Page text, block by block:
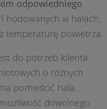
odpowiedniego
hodowanych w halach,
temperaturę powietrza.
do potrzeb klienta.
o różnych
pomieścić hala.
dowolnego